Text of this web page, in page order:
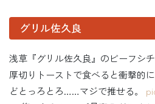
グリル佐久良
浅草『グリル佐久良』のビーフシ
厚切りトーストで食べると衝撃的
どとっろとろ……マジで推せる。